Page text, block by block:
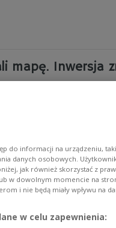
mapę. Inwersja
w Polsce.
i w centrum kraju.
znakiem
do informacji na urządzeniu,
danych osobowych.
jak również skorzystać z
w dowolnym momencie na
i nie będą miały wpływu na
w celu zapewnienia: